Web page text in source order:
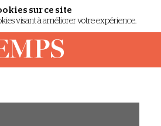
sur ce site
visant à améliorer votre expérience.